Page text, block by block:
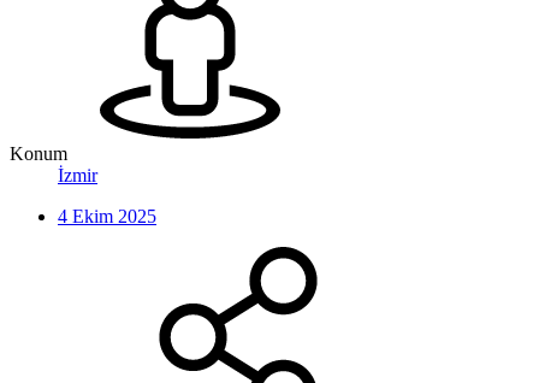
Konum
İzmir
4 Ekim 2025